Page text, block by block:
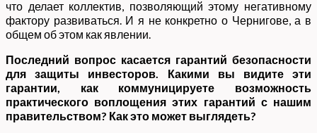
что делает коллектив, позволяющий этому негативному
фактору развиваться. И я не конкретно о Чернигове, а в
общем об этом как явлении.
Последний вопрос касается гарантий безопасности
для защиты инвесторов. Какими вы видите эти
гарантии, как коммуницируете возможность
практического воплощения этих гарантий с нашим
правительством? Как это может выглядеть?